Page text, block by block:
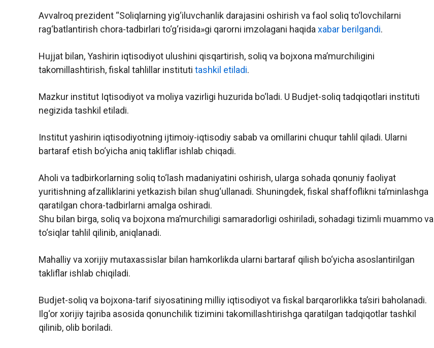
Avvalroq prezident “Soliqlarning yig‘iluvchanlik darajasini oshirish va faol soliq to‘lovchilarni
rag‘batlantirish chora-tadbirlari to‘g‘risida»gi qarorni imzolagani haqidaxabar berilgandi.
Hujjat bilan, Yashirin iqtisodiyot ulushini qisqartirish, soliq va bojxona maʼmurchiligini
takomillashtirish, fiskal tahlillar instituti tashkil etiladi.
Mazkur institut Iqtisodiyot va moliya vazirligi huzurida bo‘ladi. U Budjet-soliq tadqiqotlari instituti
negizida tashkil etiladi.
Institut yashirin iqtisodiyotning ijtimoiy-iqtisodiy sabab va omillarini chuqur tahlil qiladi. Ularni
bartaraf etish bo‘yicha aniq takliflar ishlab chiqadi.
Aholi va tadbirkorlarning soliq to‘lash madaniyatini oshirish, ularga sohada qonuniy faoliyat
yuritishning afzalliklarini yetkazish bilan shug‘ullanadi. Shuningdek, fiskal shaffoflikni taʼminlashga
qaratilgan chora-tadbirlarni amalga oshiradi.
Shu bilan birga, soliq va bojxona maʼmurchiligi samaradorligi oshiriladi, sohadagi tizimli muammo va
to‘siqlar tahlil qilinib, aniqlanadi.
Mahalliy va xorijiy mutaxassislar bilan hamkorlikda ularni bartaraf qilish bo‘yicha asoslantirilgan
takliflar ishlab chiqiladi.
Budjet-soliq va bojxona-tarif siyosatining milliy iqtisodiyot va fiskal barqarorlikka taʼsiri baholanadi.
Ilg‘or xorijiy tajriba asosida qonunchilik tizimini takomillashtirishga qaratilgan tadqiqotlar tashkil
qilinib, olib boriladi.